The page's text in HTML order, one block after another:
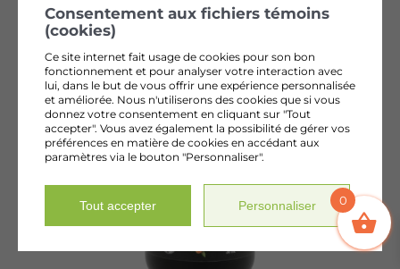
Consentement aux fichiers témoins
(cookies)
Ce site internet fait usage de cookies pour son bon
fonctionnement et pour analyser votre interaction avec
lui, dans le but de vous offrir une expérience personnalisée
et améliorée. Nous n'utiliserons des cookies que si vous
donnez votre consentement en cliquant sur "Tout
accepter". Vous avez également la possibilité de gérer vos
préférences en matière de cookies en accédant aux
paramètres via le bouton "Personnaliser".
Tout accepter Personnaliser 0